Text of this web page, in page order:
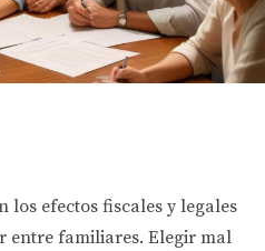
efectos fiscales y legales
entre familiares. Elegir mal